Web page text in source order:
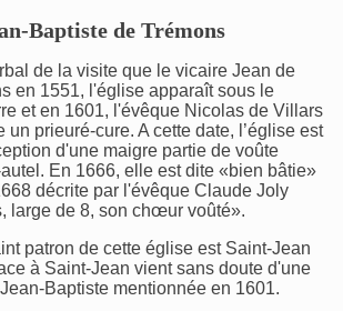
Baptiste de Trémons
de la visite que le vicaire Jean de
en 1551, l'église apparaît sous le
et en 1601, l'évêque Nicolas de Villars
un prieuré-cure. A cette date, l’église est
d'une maigre partie de voûte
En 1666, elle est dite «bien bâtie»
décrite par l'évêque Claude Joly
large de 8, son chœur voûté».
patron de cette église est Saint-Jean
à Saint-Jean vient sans doute d'une
Baptiste mentionnée en 1601.